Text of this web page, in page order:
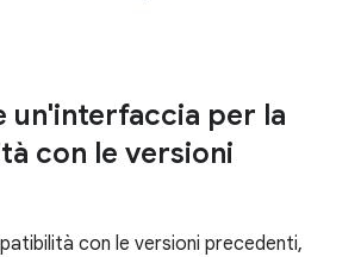
un'interfaccia per la
con le versioni
con le versioni precedenti,